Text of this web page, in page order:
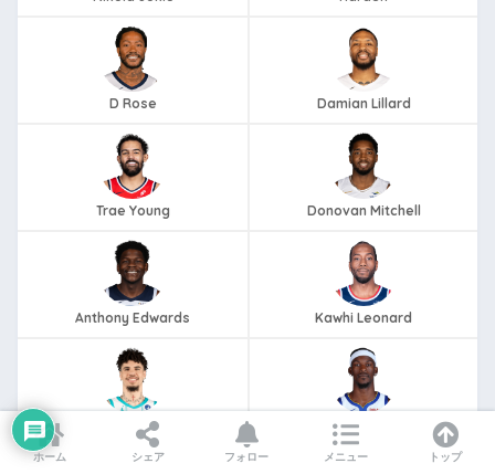
D Rose Damian Lillard
Trae Young Donovan Mitchell
Anthony Edwards Kawhi Leonard
LaMelo Ball Jimmy Butler
ホーム シェア フォロー メニュー トップ